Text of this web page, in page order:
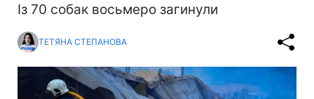
Із 70 собак восьмеро загинули
ТЕТЯНА СТЕПАНОВА